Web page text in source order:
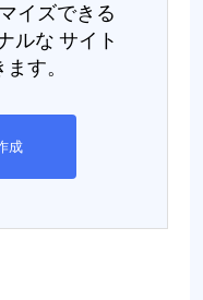
イズできる
ルな サイト
す。
成